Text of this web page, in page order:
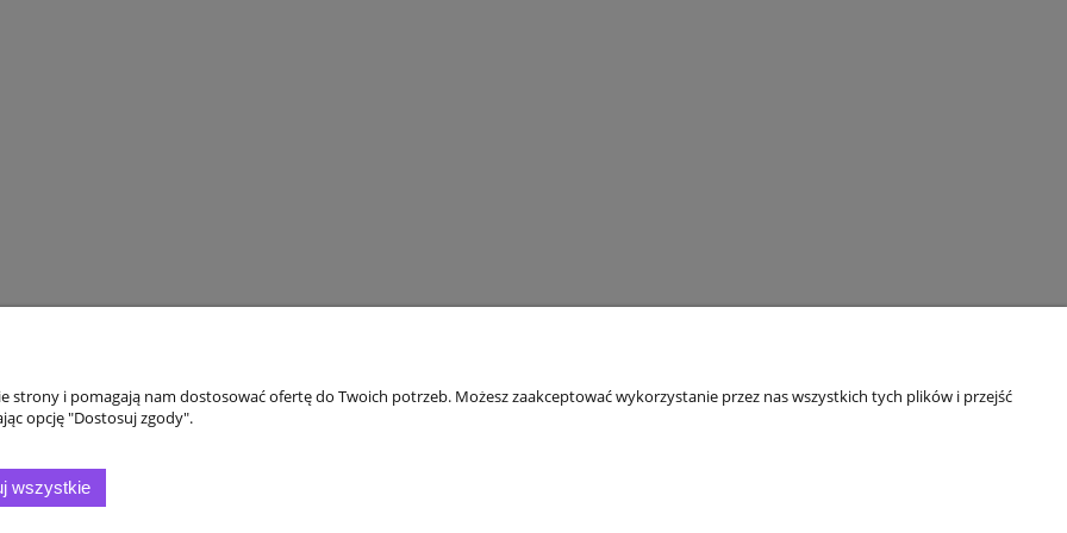
strony i pomagają nam dostosować ofertę do Twoich potrzeb. Możesz zaakceptować wykorzystanie przez nas wszystkich tych plików i przejść
opcję "Dostosuj zgody".
wszystkie